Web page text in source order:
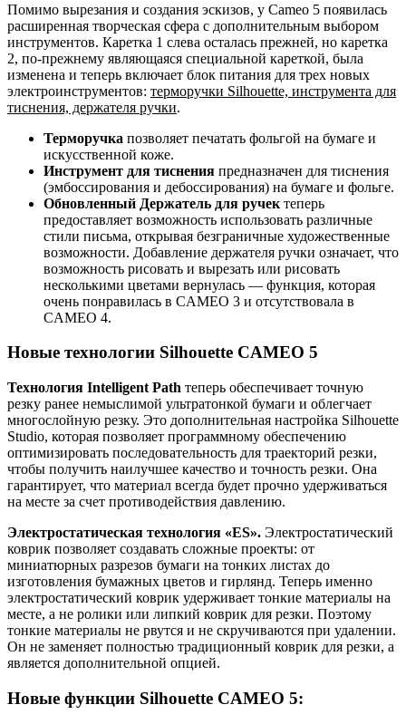
Помимо вырезания и создания эскизов, у Cameo 5 появилась
расширенная творческая сфера с дополнительным выбором
инструментов. Каретка 1 слева осталась прежней, но каретка
2, по-прежнему являющаяся специальной кареткой, была
изменена и теперь включает блок питания для трех новых
электроинструментов: терморучки Silhouette, инструмента для
тиснения, держателя ручки.
Терморучка позволяет печатать фольгой на бумаге и
искусственной коже.
Инструмент для тиснения предназначен для тиснения
(эмбоссирования и дебоссирования) на бумаге и фольге.
Обновленный Держатель для ручек теперь
предоставляет возможность использовать различные
стили письма, открывая безграничные художественные
возможности. Добавление держателя ручки означает, что
возможность рисовать и вырезать или рисовать
несколькими цветами вернулась — функция, которая
очень понравилась в CAMEO 3 и отсутствовала в
CAMEO 4.
Новые технологии Silhouette CAMEO 5
Технология Intelligent Path теперь обеспечивает точную
резку ранее немыслимой ультратонкой бумаги и облегчает
многослойную резку. Это дополнительная настройка Silhouette
Studio, которая позволяет программному обеспечению
оптимизировать последовательность для траекторий резки,
чтобы получить наилучшее качество и точность резки. Она
гарантирует, что материал всегда будет прочно удерживаться
на месте за счет противодействия давлению.
Электростатическая технология «ES». Электростатический
коврик позволяет создавать сложные проекты: от
миниатюрных разрезов бумаги на тонких листах до
изготовления бумажных цветов и гирлянд. Теперь именно
электростатический коврик удерживает тонкие материалы на
месте, а не ролики или липкий коврик для резки. Поэтому
тонкие материалы не рвутся и не скручиваются при удалении.
Он не заменяет полностью традиционный коврик для резки, а
является дополнительной опцией.
Новые функции Silhouette CAMEO 5: